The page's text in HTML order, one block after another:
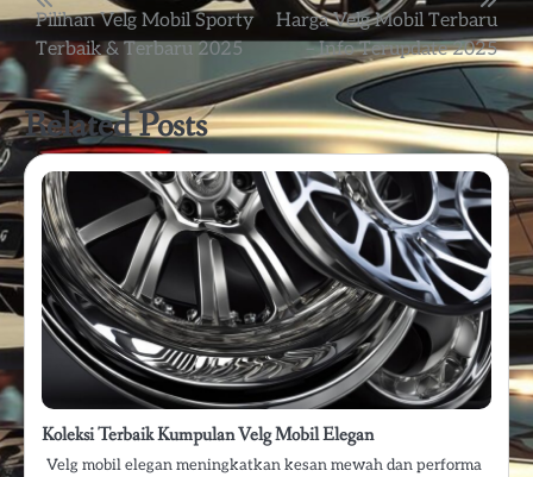
Post
navigation
Pilihan Velg Mobil Sporty
Terbaik & Terbaru 2025
Harga Velg Mobil Terbaru
– Info Terupdate 2025
Related Posts
Koleksi Terbaik Kumpulan Velg Mobil Elegan
Velg mobil elegan meningkatkan kesan mewah dan performa